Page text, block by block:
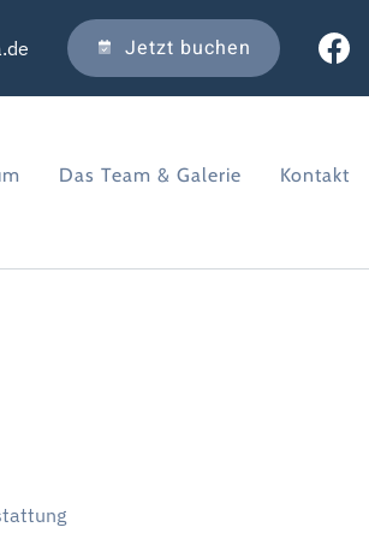
Jetzt buchen
Das Team & Galerie Kontakt